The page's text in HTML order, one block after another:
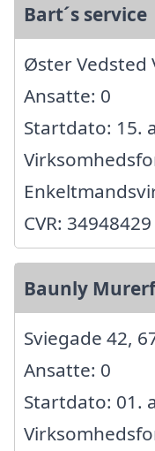
Bart´s service
Øster Vedsted
Ansatte: 0
Startdato: 15.
CVR: 34948429
Baunly
Sviegade 42,
Ansatte: 0
Startdato: 01.